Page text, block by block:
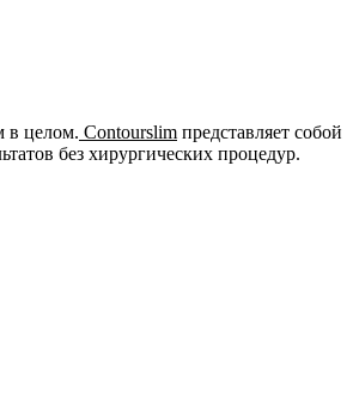
в целом. Contourslim представляет собой
без хирургических процедур.